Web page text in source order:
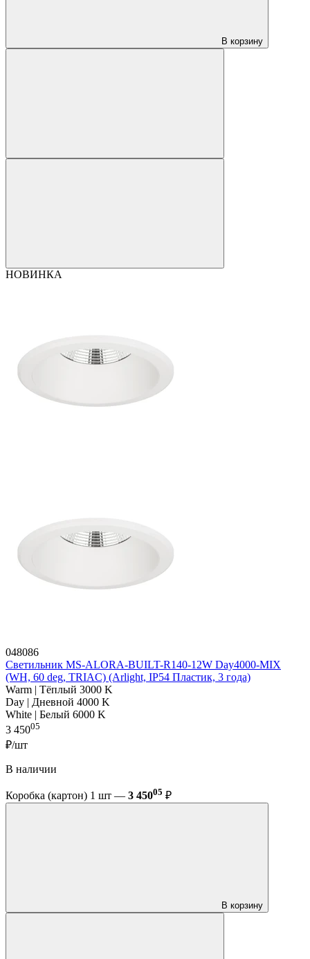
В корзину
НОВИНКА
048086
Светильник MS-ALORA-BUILT-R140-12W Day4000-MIX
(WH, 60 deg, TRIAC) (Arlight, IP54 Пластик, 3 года)
Warm | Тёплый 3000 K
Day | Дневной 4000 K
White | Белый 6000 K
3 45005
₽/шт
В наличии
Коробка (картон) 1 шт — 3 45005 ₽
В корзину